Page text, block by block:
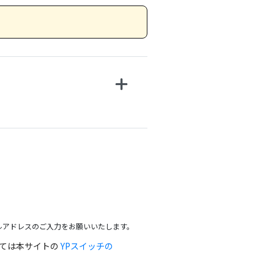
ドレスのご入力をお願いいたします。
は本サイトのYPスイッチの